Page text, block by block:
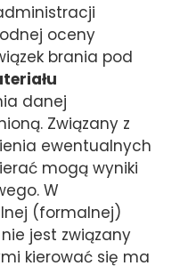
oceny
brania pod
danej
Związany z
ewentualnych
mogą wyniki
W
(formalnej)
jest związany
kierować się ma